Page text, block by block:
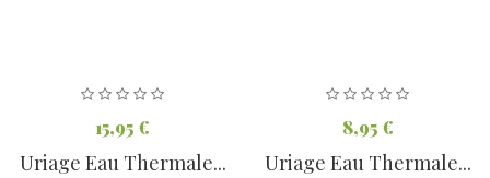
15,95 €
Uriage Eau Thermale...
8,95 €
Uriage Eau Thermale...